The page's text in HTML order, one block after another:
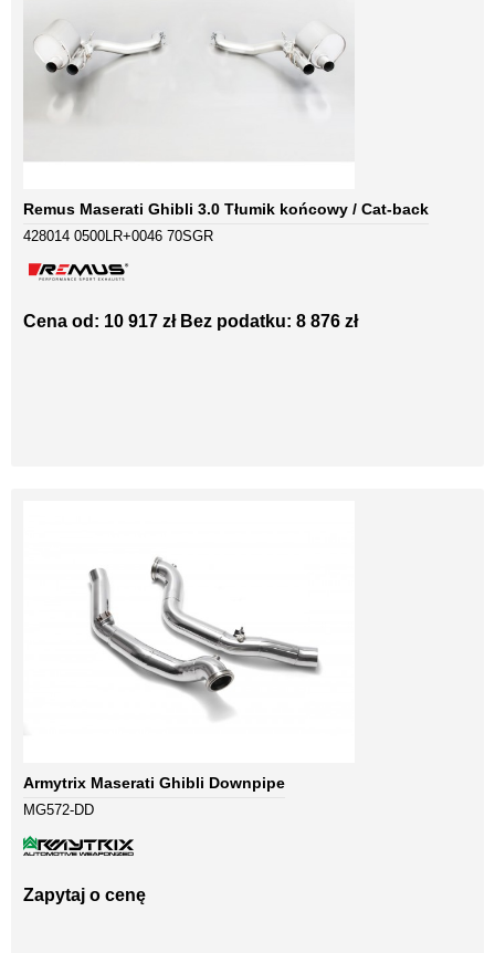
Remus Maserati Ghibli 3.0 Tłumik końcowy / Cat-back
428014 0500LR+0046 70SGR
Cena od: 10 917 zł Bez podatku: 8 876 zł
Armytrix Maserati Ghibli Downpipe
MG572-DD
Zapytaj o cenę